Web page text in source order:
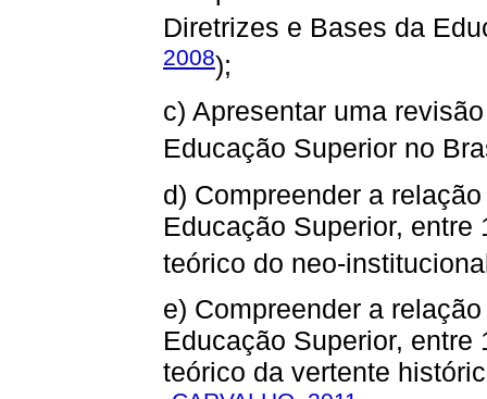
Diretrizes e Bases da
2008);
c) Apresentar uma
Educação Superior no
d) Compreender a
Educação Superior,
teórico do neo-
e) Compreender a
Educação Superior,
teórico da vertente